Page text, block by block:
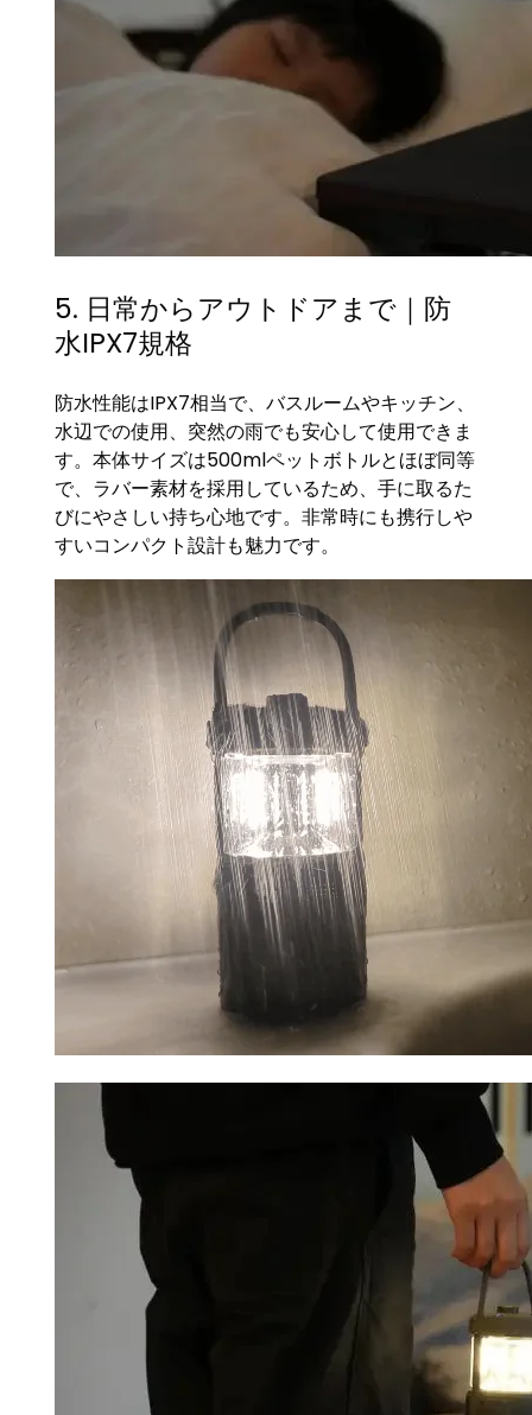
5. 日常からアウトドアまで｜防
水IPX7規格
防水性能はIPX7相当で、バスルームやキッチン、
水辺での使用、突然の雨でも安心して使用できま
す。本体サイズは500mlペットボトルとほぼ同等
で、ラバー素材を採用しているため、手に取るた
びにやさしい持ち心地です。非常時にも携行しや
すいコンパクト設計も魅力です。